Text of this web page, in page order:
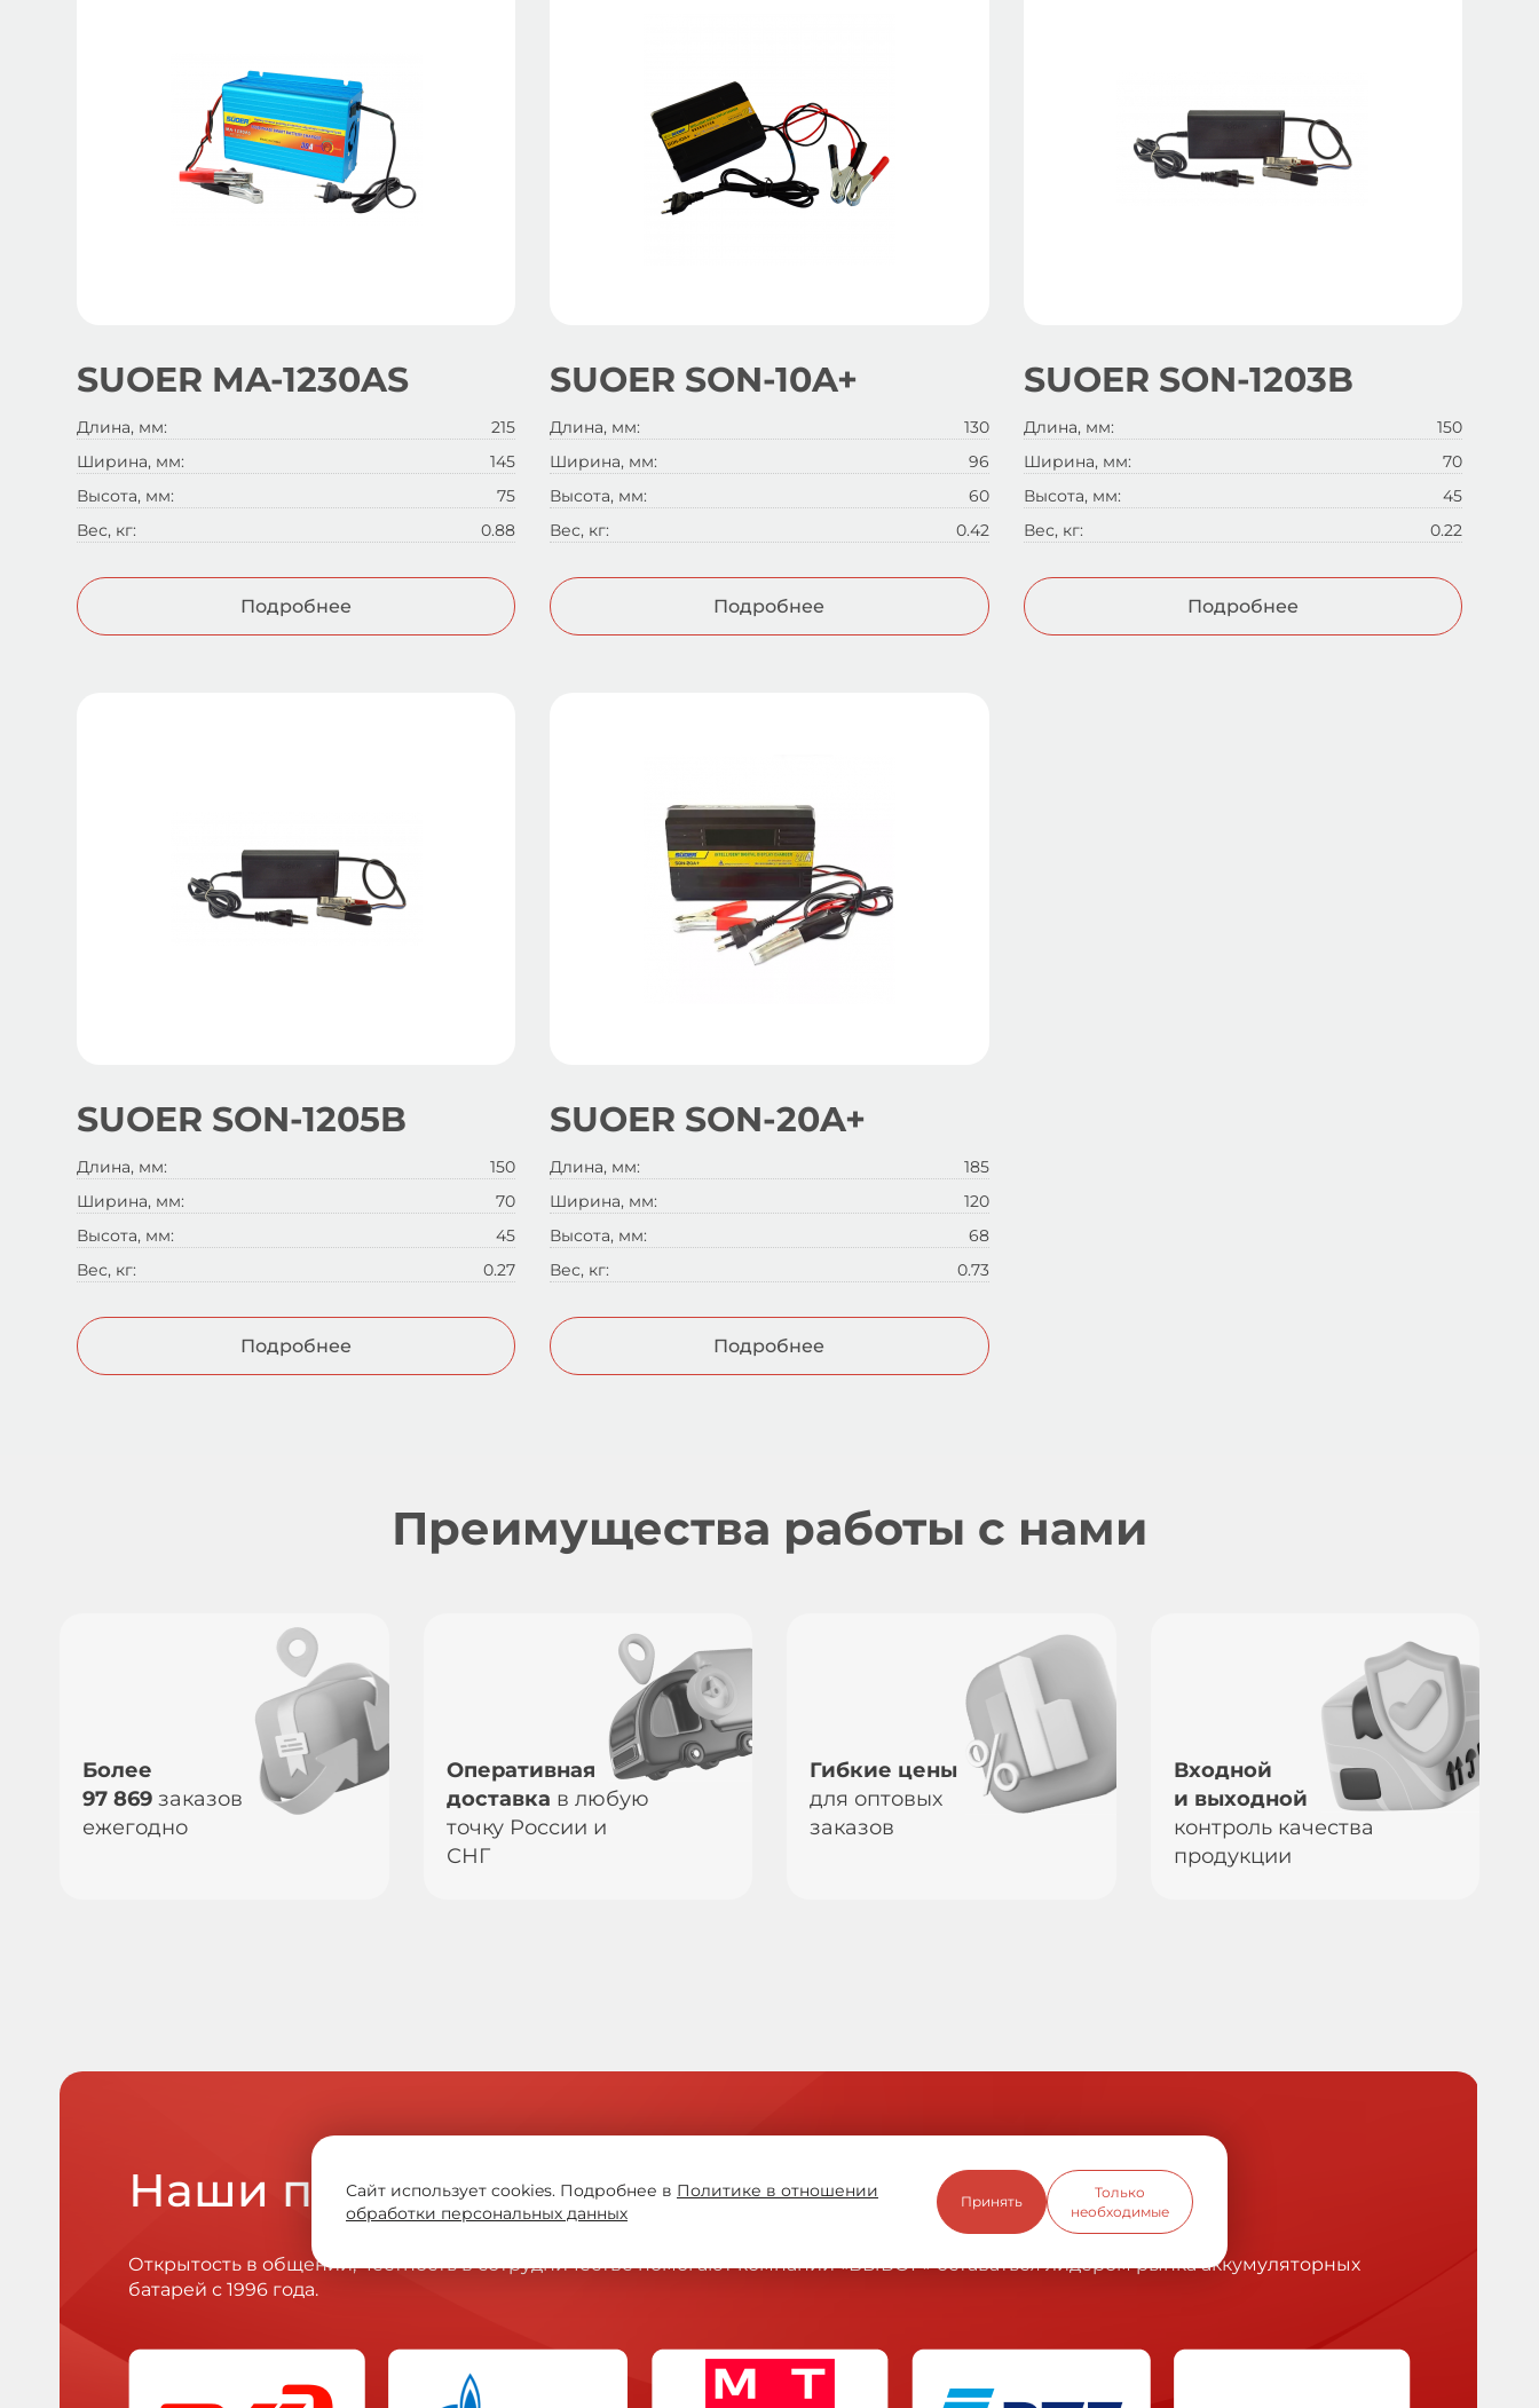
SUOER MA-1230AS
Длина, мм:
215
Ширина, мм:
145
Высота, мм:
75
Вес, кг:
0.88
Подробнее
SUOER SON-10A+
Длина, мм:
130
Ширина, мм:
96
Высота, мм:
60
Вес, кг:
0.42
Подробнее
SUOER SON-1203B
Длина, мм:
150
Ширина, мм:
70
Высота, мм:
45
Вес, кг:
0.22
Подробнее
SUOER SON-1205B
Длина, мм:
150
Ширина, мм:
70
Высота, мм:
45
Вес, кг:
0.27
Подробнее
SUOER SON-20A+
Длина, мм:
185
Ширина, мм:
120
Высота, мм:
68
Вес, кг:
0.73
Подробнее
Преимущества работы с нами
Более
97 869 заказов
ежегодно
Оперативная
доставка в любую
точку России и
СНГ
Гибкие цены
для оптовых
заказов
Входной
и выходной
контроль качества
продукции
Наши партнеры
Открытость в общении, честность в сотрудничестве помогают компании «ВЫБОР» оставаться лидером рынка аккумуляторных
батарей с 1996 года.
Сайт использует cookies. Подробнее в Политике в отношении
обработки персональных данных
Принять
Только
необходимые